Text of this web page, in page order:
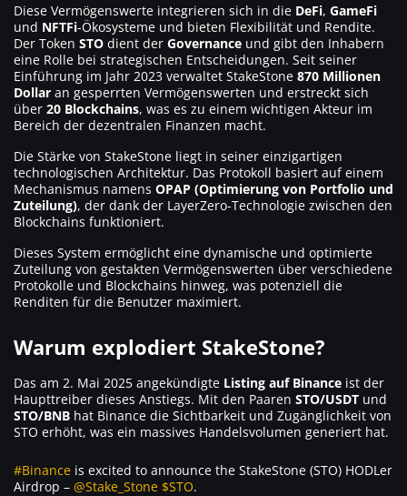
Diese Vermögenswerte integrieren sich in die DeFi, GameFi
und NFTFi-Ökosysteme und bieten Flexibilität und Rendite.
Der Token STO dient der Governance und gibt den Inhabern
eine Rolle bei strategischen Entscheidungen. Seit seiner
Einführung im Jahr 2023 verwaltet StakeStone 870 Millionen
Dollar an gesperrten Vermögenswerten und erstreckt sich
über 20 Blockchains, was es zu einem wichtigen Akteur im
Bereich der dezentralen Finanzen macht.
Die Stärke von StakeStone liegt in seiner einzigartigen
technologischen Architektur. Das Protokoll basiert auf einem
Mechanismus namens OPAP (Optimierung von Portfolio und
Zuteilung), der dank der LayerZero-Technologie zwischen den
Blockchains funktioniert.
Dieses System ermöglicht eine dynamische und optimierte
Zuteilung von gestakten Vermögenswerten über verschiedene
Protokolle und Blockchains hinweg, was potenziell die
Renditen für die Benutzer maximiert.
Warum explodiert StakeStone?
Das am 2. Mai 2025 angekündigte Listing auf Binance ist der
Haupttreiber dieses Anstiegs. Mit den Paaren STO/USDT und
STO/BNB hat Binance die Sichtbarkeit und Zugänglichkeit von
STO erhöht, was ein massives Handelsvolumen generiert hat.
#Binance is excited to announce the StakeStone (STO) HODLer
Airdrop – @Stake_Stone $STO.